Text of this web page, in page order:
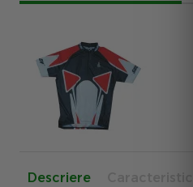
Descriere